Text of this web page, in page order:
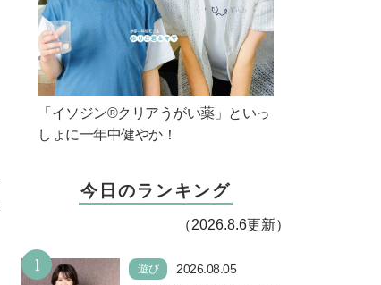
「イソジン®クリアうがい薬」といっ
しょに一年中健やか！
今日のランキング
（2026.8.6更新）
1 遊び
2026.08.05